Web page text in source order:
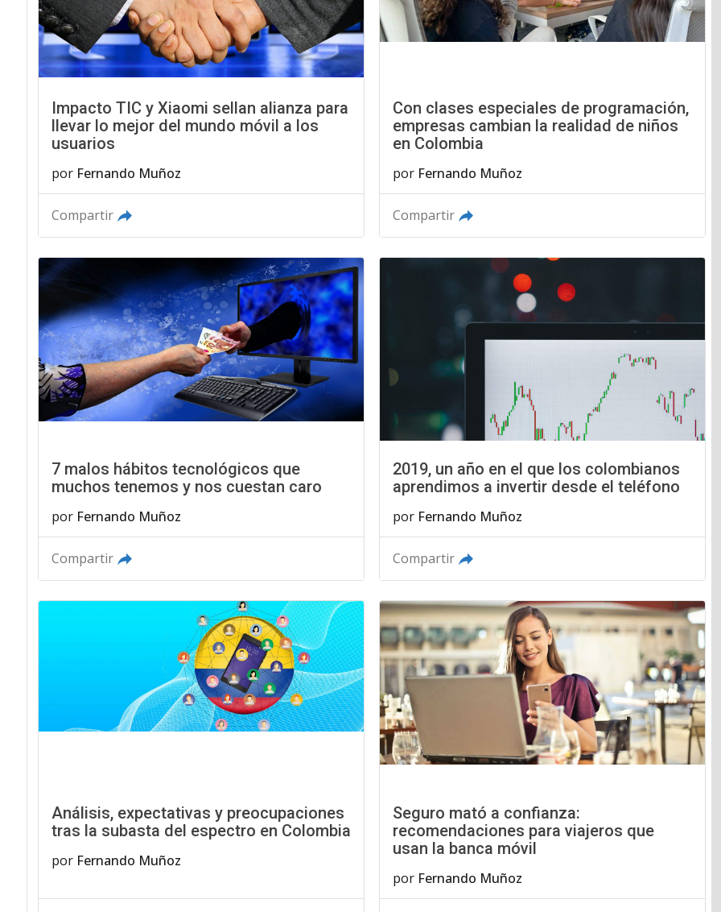
Impacto TIC y Xiaomi sellan alianza para
llevar lo mejor del mundo móvil a los
usuarios
por Fernando Muñoz
Compartir
Con clases especiales de programación,
empresas cambian la realidad de niños
en Colombia
por Fernando Muñoz
Compartir
7 malos hábitos tecnológicos que
muchos tenemos y nos cuestan caro
por Fernando Muñoz
Compartir
2019, un año en el que los colombianos
aprendimos a invertir desde el teléfono
por Fernando Muñoz
Compartir
Análisis, expectativas y preocupaciones
tras la subasta del espectro en Colombia
por Fernando Muñoz
Seguro mató a confianza:
recomendaciones para viajeros que
usan la banca móvil
por Fernando Muñoz